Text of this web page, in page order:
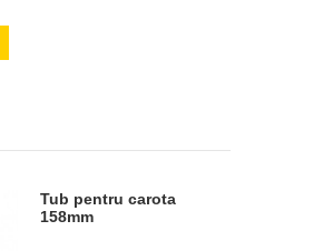
Tub pentru carota
158mm